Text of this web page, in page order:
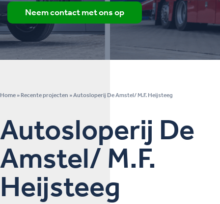
Neem contact met ons op
Home » Recente projecten »Autosloperij De Amstel/ M.F. Heijsteeg
Autosloperij De
Amstel/ M.F.
Heijsteeg